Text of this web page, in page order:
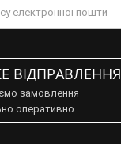
ВІДПРАВЛЕННЯ
замовлення
оперативно